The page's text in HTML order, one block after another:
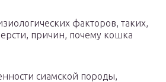
факторов, таких,
причин, почему кошка
сиамской породы,